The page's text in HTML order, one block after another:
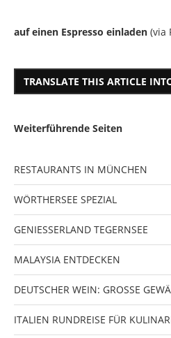
auf einen Espresso einladen (via
TRANSLATE THIS ARTICLE
Weiterführende Seiten
RESTAURANTS IN MÜNCHEN
WÖRTHERSEE SPEZIAL
GENIESSERLAND TEGERNSEE
MALAYSIA ENTDECKEN
DEUTSCHER WEIN: GROSSE
ITALIEN RUNDREISE FÜR